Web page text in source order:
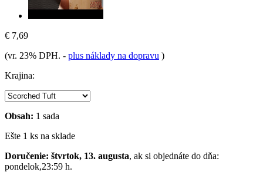
€ 7,69
(vr. 23% DPH. - plus náklady na dopravu )
Krajina:
Obsah: 1 sada
Ešte 1 ks na sklade
Doručenie: štvrtok, 13. augusta, ak si objednáte do dňa:
pondelok,23:59 h.